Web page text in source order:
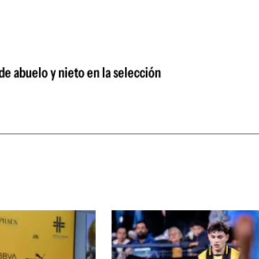
abuelo y nieto en la selección